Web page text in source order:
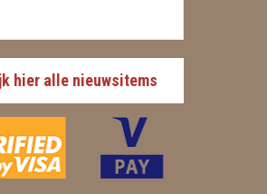
hier alle nieuwsitems